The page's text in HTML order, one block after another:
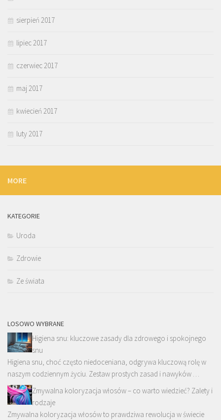
sierpień 2017
lipiec 2017
czerwiec 2017
maj 2017
kwiecień 2017
luty 2017
MORE
KATEGORIE
Uroda
Zdrowie
Ze świata
LOSOWO WYBRANE
Higiena snu: kluczowe zasady dla zdrowego i spokojnego
snu
Higiena snu, choć często niedoceniana, odgrywa kluczową rolę w
naszym codziennym życiu. Zestaw prostych zasad i nawyków …
Zmywalna koloryzacja włosów – co warto wiedzieć? Zalety i
rodzaje
Zmywalna koloryzacja włosów to prawdziwa rewolucja w świecie